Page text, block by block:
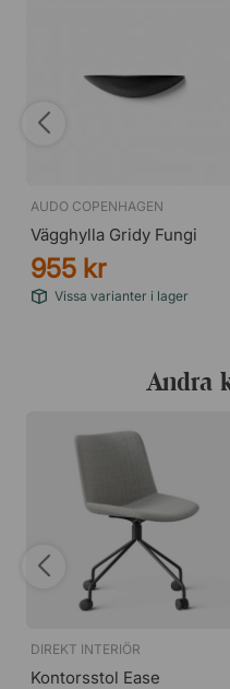
AUDO COPENHAGEN
Vägghylla Gridy Fungi
955 kr
Vissa varianter i lager
Andra
DIREKT INTERIÖR
Kontorsstol Ease